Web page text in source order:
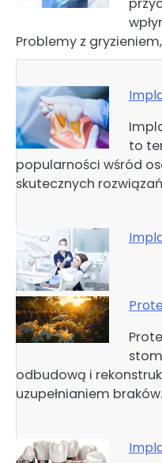
Problemy z
to
popularności wśród
skutecznych
odbudową i
uzupełnianiem
wpisu